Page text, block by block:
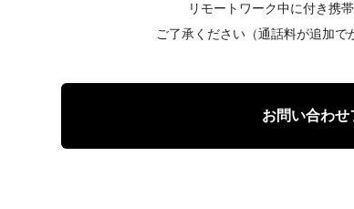
リモートワーク中に付き携
ご了承ください（通話料が追加で
お問い合わせ